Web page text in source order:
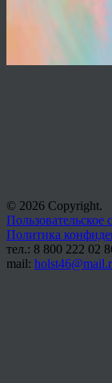
© 2026 Copyright.
Пользовательское
Политика
тел.: 8 800 222 02
mail: